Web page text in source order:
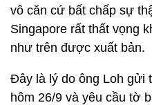
vô căn cứ bất chấp sự
Singapore rất thất vọng
như trên được xuất bản.
Đây là lý do ông Loh gửi
hôm 26/9 và yêu cầu tờ